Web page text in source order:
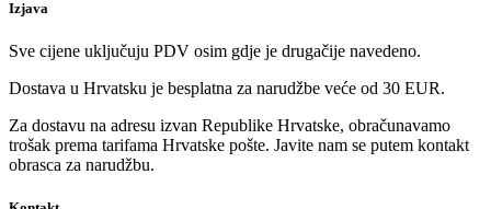
Izjava
Sve cijene uključuju PDV osim gdje je drugačije navedeno.
Dostava u Hrvatsku je besplatna za narudžbe veće od 30 EUR.
Za dostavu na adresu izvan Republike Hrvatske, obračunavamo
trošak prema tarifama Hrvatske pošte. Javite nam se putem kontakt
obrasca za narudžbu.